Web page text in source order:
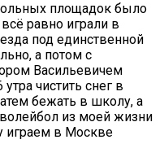
площадок было
равно играли в
под единственной
а потом с
Васильевичем
чистить снег в
бежать в школу, а
из моей жизни
играем в Москве